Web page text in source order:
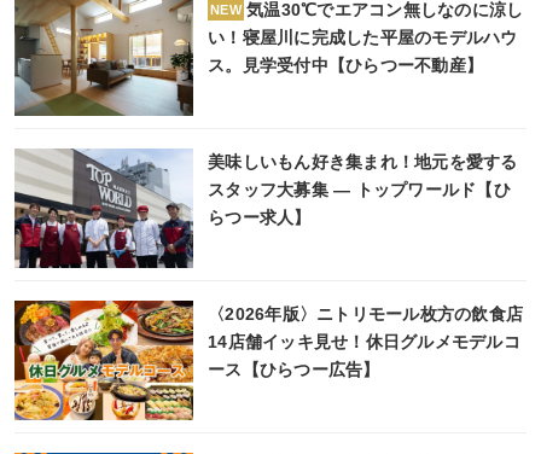
NEW 気温30℃でエアコン無しなのに涼し
い！寝屋川に完成した平屋のモデルハウ
ス。見学受付中【ひらつー不動産】
美味しいもん好き集まれ！地元を愛する
スタッフ大募集 ― トップワールド【ひ
らつー求人】
〈2026年版〉ニトリモール枚方の飲食店
14店舗イッキ見せ！休日グルメモデルコ
ース【ひらつー広告】